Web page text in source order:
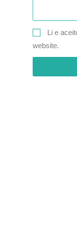
Li e
website.